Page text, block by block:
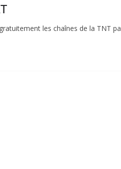
les chaînes de la TNT